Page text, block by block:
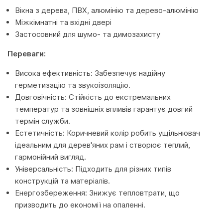
Вікна з дерева, ПВХ, алюмінію та дерево-алюмінію
Міжкімнатні та вхідні двері
Застосовний для шумо- та димозахисту
Переваги:
Висока ефективність: Забезпечує надійну
герметизацію та звукоізоляцію.
Довговічність: Стійкість до екстремальних
температур та зовнішніх впливів гарантує довгий
термін служби.
Естетичність: Коричневий колір робить ущільнювач
ідеальним для дерев'яних рам і створює теплий,
гармонійний вигляд.
Універсальність: Підходить для різних типів
конструкцій та матеріалів.
Енергозбереження: Знижує тепловтрати, що
призводить до економії на опаленні.